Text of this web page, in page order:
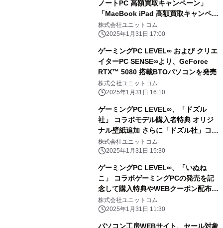
ノートPC 高額買取キャンペーン」
「MacBook iPad 高額買取キャンペー
ン」を 2月1日から2月28日まで期間限
定で同時開催！ 対象商品の買取が最終
の日」開催日なら更に10％増額！
株式会社ユニットコム
2025年1月31日 17:00
ゲーミングPC LEVEL∞ および クリエ
イターPC SENSE∞より、GeForce
RTX™ 5080 搭載BTOパソコンを発売
株式会社ユニットコム
2025年1月31日 16:10
ゲーミングPC LEVEL∞、「ドズル
社」 コラボモデル購入者特典 オリジ
ナル壁紙追加 さらに「ドズル社」コラ
ボPC購入時に使える 5,000円OFF
WEBクーポン配布
株式会社ユニットコム
2025年1月31日 15:30
ゲーミングPC LEVEL∞、「いぬね
こ」 コラボゲーミングPCの発売を記
念して購入特典やWEBクーポン配布
さらに、サイン入りコラボPCが当たる
キャンペーン実施
株式会社ユニットコム
2025年1月31日 11:30
パソコン工房WEBサイト、セール対象